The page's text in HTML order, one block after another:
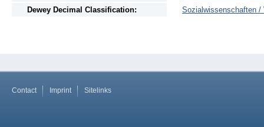
Dewey Decimal Classification:
Sozialwissenschaften
Contact Imprint Sitelinks